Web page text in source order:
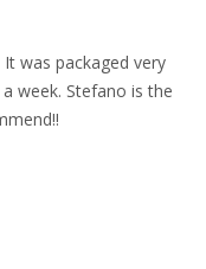
was packaged very
week. Stefano is the